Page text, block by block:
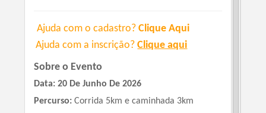
Ajuda com o cadastro?Clique Aqui
Ajuda com a inscrição?Clique aqui
Sobreo Evento
Data: 20 De Junho De 2026
Percurso: Corrida 5km e caminhada 3km